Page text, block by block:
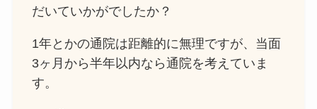
だいていかがでしたか？
1年とかの通院は距離的に無理ですが、当面
3ヶ月から半年以内なら通院を考えていま
す。